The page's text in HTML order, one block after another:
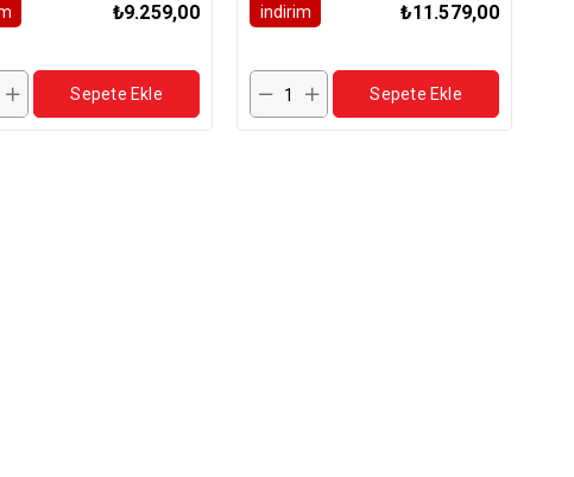
₺9.259,00
Sepete Ekle
i̇ndirim
₺11.579,00
Sepete Ekle